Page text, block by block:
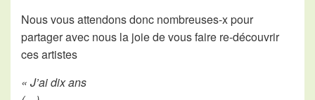
Nous vous attendons donc nombreuses-x pour
partager avec nous la joie de vous faire re-découvrir
ces artistes
« J’ai dix ans